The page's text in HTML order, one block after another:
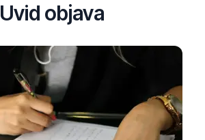
Uvid objava